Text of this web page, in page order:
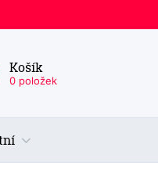
Košík
0 položek